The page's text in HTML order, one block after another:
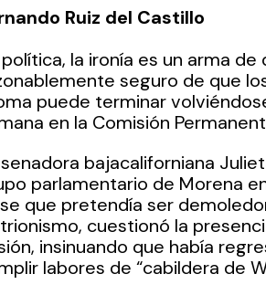
Municipios Partidos Políticos
Ruiz del Castillo
política, la ironía es un arma
seguro de que
puede terminar
en la Comisión
bajacaliforniana
parlamentario de Morena
que pretendía ser
cuestionó la
insinuando que había
labores de “cabildera de